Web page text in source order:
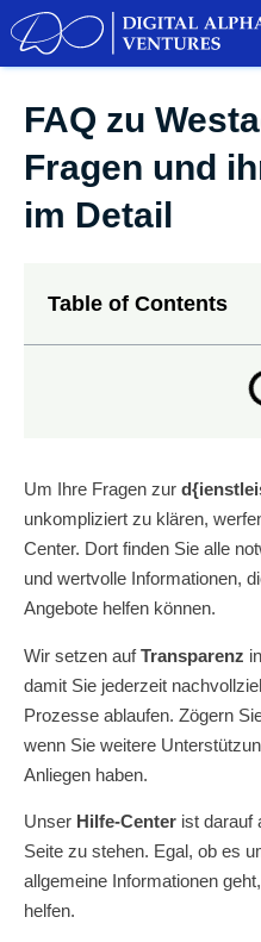
FAQ zu
Fragen und
im Detail
Table of Contents
Um Ihre Fragen zur
unkompliziert zu klären,
Center. Dort finden Sie alle
und wertvolle Informationen,
Angebote helfen können.
Wir setzen aufTransparenz
damit Sie jederzeit
Prozesse ablaufen. Zögern
wenn Sie weitere
Anliegen haben.
Unser Hilfe-Center ist darauf
Seite zu stehen. Egal, ob es
allgemeine Informationen
helfen.